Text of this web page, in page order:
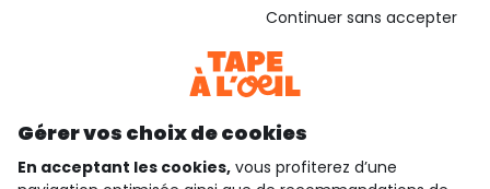
Consulter les CGU
Gérer vos choix de cookies
En acceptant les cookies, vous profiterez d’une
Continuer sans accepter